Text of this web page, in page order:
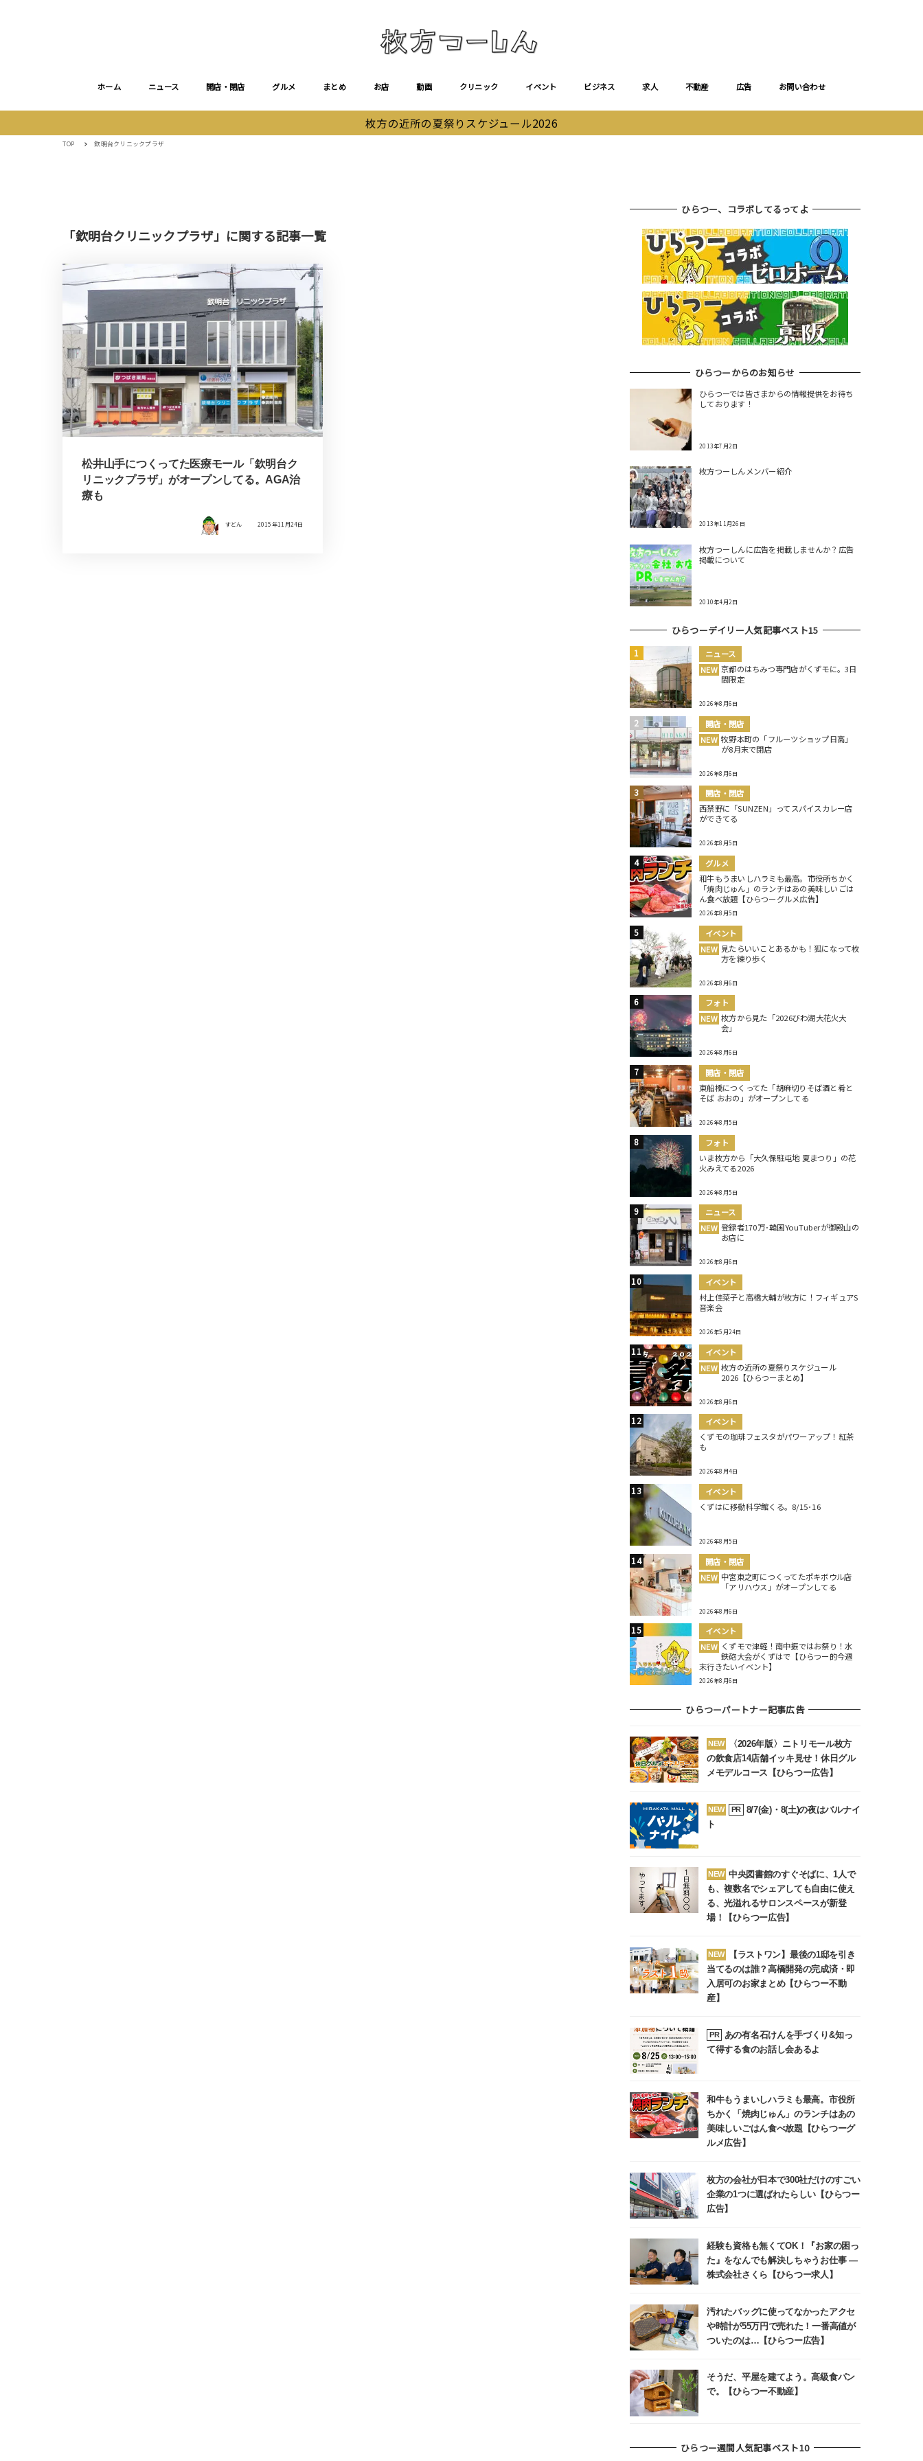
ホーム ニュース 開店・閉店 グルメ まとめ お店 動画 クリニック イベント ビジネス 求人 不動産 広告 お問い合わせ
枚方の近所の夏祭りスケジュール2026
TOP 欽明台クリニックプラザ
「欽明台クリニックプラザ」に関する記事一覧
松井山手につくってた医療モール「欽明台ク
リニックプラザ」がオープンしてる。AGA治
療も
すどん 2015年11月24日
ひらつー、コラボしてるってよ
ひらつーからのお知らせ
ひらつーでは皆さまからの情報提供をお待ち
しております！
2013年7月2日
枚方つーしんメンバー紹介
2013年11月26日
枚方つーしんに広告を掲載しませんか？広告
掲載について
2010年4月2日
ひらつーデイリー人気記事ベスト15
ニュース
NEW 京都のはちみつ専門店がくずモに。3日
間限定
2026年8月6日
開店・閉店
NEW 牧野本町の「フルーツショップ日高」
が8月末で閉店
2026年8月6日
開店・閉店
西禁野に「SUNZEN」ってスパイスカレー店
ができてる
2026年8月5日
グルメ
和牛もうまいしハラミも最高。市役所ちかく
「焼肉じゅん」のランチはあの美味しいごは
ん食べ放題【ひらつーグルメ広告】
2026年8月5日
イベント
NEW 見たらいいことあるかも！狐になって枚
方を練り歩く
2026年8月6日
フォト
NEW 枚方から見た「2026びわ湖大花火大
会」
2026年8月6日
開店・閉店
東船橋につくってた「胡麻切りそば酒と肴と
そば おおの」がオープンしてる
2026年8月5日
フォト
いま枚方から「大久保駐屯地 夏まつり」の花
火みえてる2026
2026年8月5日
ニュース
NEW 登録者170万･韓国YouTuberが御殿山の
お店に
2026年8月6日
イベント
村上佳菜子と高橋大輔が枚方に！フィギュアS
音楽会
2026年5月24日
イベント
NEW 枚方の近所の夏祭りスケジュール
2026【ひらつーまとめ】
2026年8月6日
イベント
くずモの珈琲フェスタがパワーアップ！紅茶
も
2026年8月4日
イベント
くずはに移動科学館くる。8/15･16
2026年8月5日
開店・閉店
NEW 中宮東之町につくってたポキボウル店
「アリハウス」がオープンしてる
2026年8月6日
イベント
NEW くずモで津軽！南中振ではお祭り！水
鉄砲大会がくずはで【ひらつー的今週
末行きたいイベント】
2026年8月6日
ひらつーパートナー記事広告
NEW
〈2026年版〉ニトリモール枚方
の飲食店14店舗イッキ見せ！休日グル
メモデルコース【ひらつー広告】
NEW PR
8/7(金)・8(土)の夜はバルナイ
ト
NEW 中央図書館のすぐそばに、1人で
も、複数名でシェアしても自由に使え
る、光溢れるサロンスペースが新登
場！【ひらつー広告】
NEW
【ラストワン】最後の1邸を引き
当てるのは誰？高橋開発の完成済・即
入居可のお家まとめ【ひらつー不動
産】
PR
あの有名石けんを手づくり&知っ
て得する食のお話し会あるよ
和牛もうまいしハラミも最高。市役所
ちかく「焼肉じゅん」のランチはあの
美味しいごはん食べ放題【ひらつーグ
ルメ広告】
枚方の会社が日本で300社だけのすごい
企業の1つに選ばれたらしい【ひらつー
広告】
経験も資格も無くてOK！『お家の困っ
た』をなんでも解決しちゃうお仕事 ―
株式会社さくら【ひらつー求人】
汚れたバッグに使ってなかったアクセ
や時計が55万円で売れた！一番高値が
ついたのは…【ひらつー広告】
そうだ、平屋を建てよう。高級食パン
で。【ひらつー不動産】
ひらつー週間人気記事ベスト10